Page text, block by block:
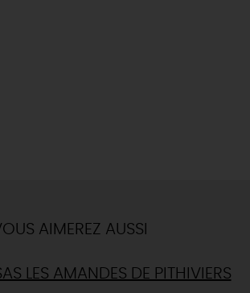
AIMEREZ AUSSI
LES AMANDES DE PITHIVIERS